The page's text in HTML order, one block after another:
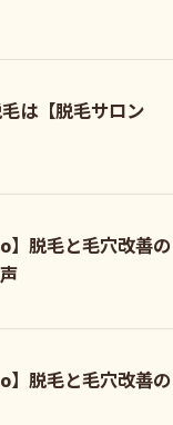
は【脱毛サロン
】脱毛と毛穴改善の
】脱毛と毛穴改善の